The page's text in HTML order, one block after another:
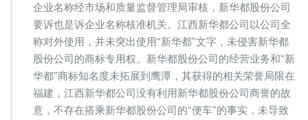
企业名称经市场和质量监督管理局审核，新华都股份公司
要诉也是诉企业名称核准机关。江西新华都公司以公司全
称对外使用，并未突出使用“新华都”文字，未侵害新华都
股份公司的商标专用权。新华都股份公司的经营业务和“新
华都”商标知名度未拓展到鹰潭，其获得的相关荣誉局限在
福建，江西新华都公司没有利用新华都股份公司商誉的故
意，不存在搭乘新华都股份公司的“便车”的事实，未导致